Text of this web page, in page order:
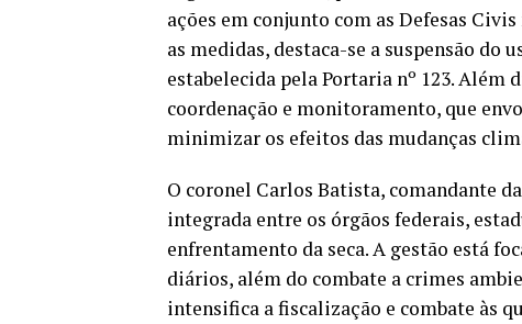
ações em conjunto com as Defesas
as medidas, destaca-se a suspensão
estabelecida pela Portaria nº 123. Além
coordenação e monitoramento, que
minimizar os efeitos das mudanças
O coronel Carlos Batista, comandante
integrada entre os órgãos federais,
enfrentamento da seca. A gestão está
diários, além do combate a crimes
intensifica a fiscalização e combate às